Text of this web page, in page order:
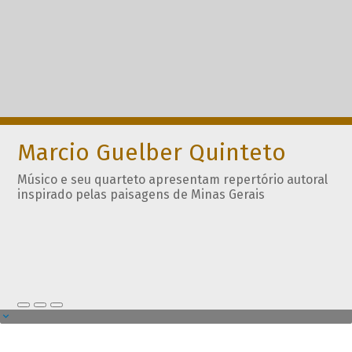
Marcio Guelber Quinteto
Músico e seu quarteto apresentam repertório autoral
inspirado pelas paisagens de Minas Gerais